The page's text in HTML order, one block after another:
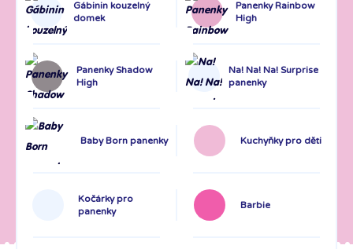
Gábinin kouzelný
domek
Panenky Rainbow
High
Panenky Shadow
High
Na! Na! Na! Surprise
panenky
Baby Born panenky Kuchyňky pro děti
Kočárky pro
panenky
Barbie